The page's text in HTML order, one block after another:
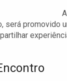
será promovido